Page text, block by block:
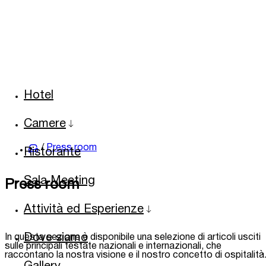
Hotel
Camere
Executive
Suite
Family Suite
Milano Terrace Suite
Milano Family Suite
Milano Family Terrace Suite
Ristorante
Sala Meeting
Attività ed Esperienze
Cucina Milanese e piatti etnici
Shopping a Milano
Dove siamo
Press room
Press room
In questa sezione è disponibile una selezione di articoli usciti
sulle principali testate nazionali e internazionali, che
raccontano la nostra visione e il nostro concetto di ospitalità.